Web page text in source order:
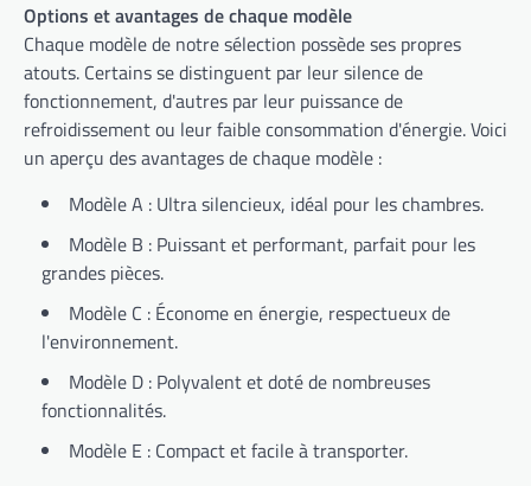
Options et avantages de chaque modèle
Chaque modèle de notre sélection possède ses propres
atouts. Certains se distinguent par leur silence de
fonctionnement, d'autres par leur puissance de
refroidissement ou leur faible consommation d'énergie. Voici
un aperçu des avantages de chaque modèle :
Modèle A : Ultra silencieux, idéal pour les chambres.
Modèle B : Puissant et performant, parfait pour les
grandes pièces.
Modèle C : Économe en énergie, respectueux de
l'environnement.
Modèle D : Polyvalent et doté de nombreuses
fonctionnalités.
Modèle E : Compact et facile à transporter.